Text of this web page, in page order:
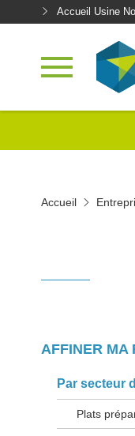
Accueil Usine
Accueil
AFFINER MA
Par secteur
Plats